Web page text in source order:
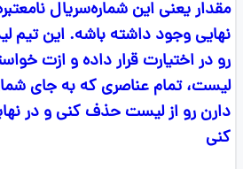
مقدار یعنی این شماره‌سریال
نهایی وجود داشته باشه. این تیم
رو در اختیارت قرار داده و ازت
دارن رو از لیست حذف کنی و در
کنی